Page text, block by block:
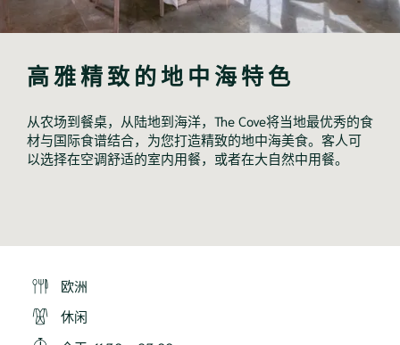
高雅精致的地中海特色
从农场到餐桌，从陆地到海洋，The Cove将当地最优秀的食
材与国际食谱结合，为您打造精致的地中海美食。客人可
以选择在空调舒适的室内用餐，或者在大自然中用餐。
欧洲
休闲